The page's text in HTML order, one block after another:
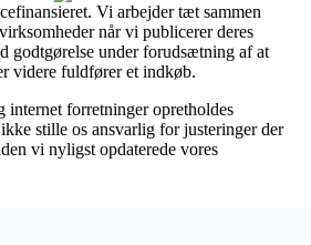
Vi arbejder tæt sammen
når vi publicerer deres
godtgørelse under forudsætning af at
videre fuldfører et indkøb.
internet forretninger opretholdes
stille os ansvarlig for justeringer der
vi nyligst opdaterede vores